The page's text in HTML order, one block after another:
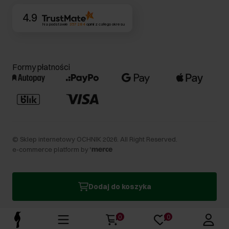
Dodaj do koszyka
4.9
Na podstawie 357 284opinii z całego okresu
Formy płatności
© Sklep internetowy OCHNIK 2026. All Right Reserved.
e-commerce platform by
0 0